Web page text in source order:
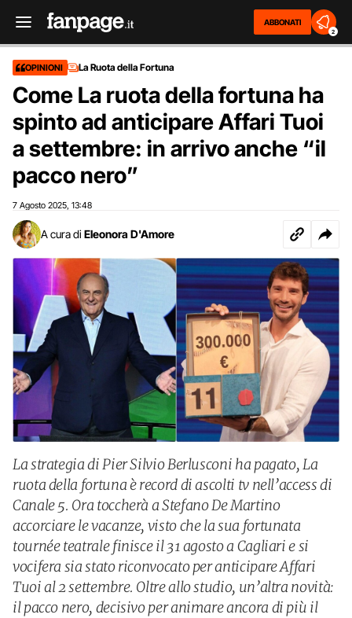
ABBONATI
2
OPINIONI La Ruota della Fortuna
Come La ruota della fortuna ha
spinto ad anticipare Affari Tuoi
a settembre: in arrivo anche “il
pacco nero”
7 Agosto 2025 13:48
A cura di Eleonora D'Amore
La strategia di Pier Silvio Berlusconi ha pagato, La
ruota della fortuna è record di ascolti tv nell’access di
Canale 5. Ora toccherà a Stefano De Martino
accorciare le vacanze, visto che la sua fortunata
tournée teatrale finisce il 31 agosto a Cagliari e si
vocifera sia stato riconvocato per anticipare Affari
Tuoi al 2 settembre. Oltre allo studio, un’altra novità:
il pacco nero, decisivo per animare ancora di più il